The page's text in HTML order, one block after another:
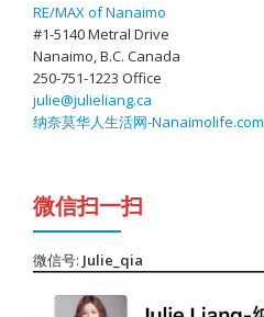
RE/MAX of Nanaimo
#1-5140 Metral Drive
Nanaimo, B.C. Canada
250-751-1223 Office
julie@julieliang.ca
纳奈莫华人生活网-Nanaimolife.com
微信扫一扫
微信号: Julie_qia